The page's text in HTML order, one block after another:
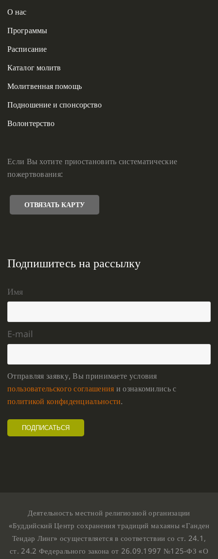
О нас
Программы
Расписание
Каталог молитв
Молитвенная помощь
Подношение и спонсорство
Волонтерство
Если Вы хотите приостановить систематические
пожертвования:
ОТВЯЗАТЬ КАРТУ
Подпишитесь на рассылку
Имя
E-mail
Отправляя заявку, Вы принимаете условия
пользовательского соглашения и ознакомились с
политикой конфиденциальности.
Деятельность местной религиозной организации
«Буддийский Центр сохранения традиций махаяны «Ганден
Тендар Линг» осуществляется в соответствии со ст. 24.1,
ст. 24.2 Федерального закона от 26.09.1997 №125-ФЗ «О